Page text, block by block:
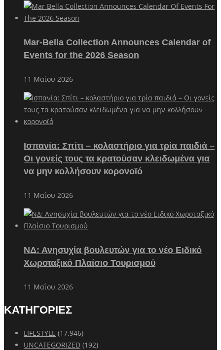
Mar-Bella Collection Announces Calendar of
Events for the 2026 Season
11 Μαΐου 2026
Ισπανία: Σπίτι – κολαστήριο για τρία παιδιά –
Οι γονείς τους τα κρατούσαν κλειδωμένα για
να μην κολλήσουν κορονοϊό
11 Μαΐου 2026
ΝΔ: Ανησυχία βουλευτών για το νέο Ειδικό
Χωροταξικό Πλαίσιο Τουρισμού
11 Μαΐου 2026
ΚΑΤΗΓΟΡΙΕΣ
LIFESTYLE (17.946)
UNCATEGORIZED (192)